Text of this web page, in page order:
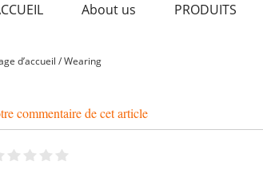
About us PRODUITS
d’accueil /Wearing
commentaire de cet article